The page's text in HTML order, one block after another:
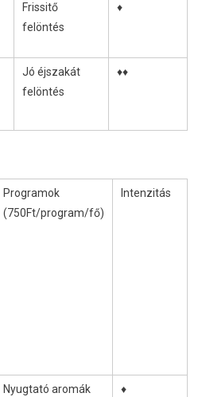
Frissitő
felöntés
♦
Jó éjszakát
felöntés
♦♦
Programok
(750Ft/program/fő)
Intenzitás
Nyugtató aromák ♦